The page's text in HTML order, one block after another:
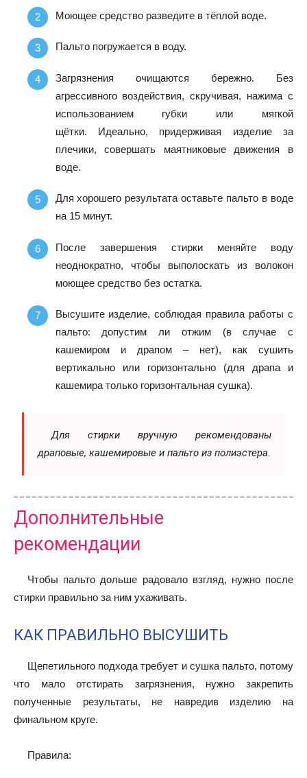
Моющее средство разведите в тёплой воде.
Пальто погружается в воду.
Загрязнения очищаются бережно. Без
агрессивного воздействия, скручивая, нажима с
использованием губки или мягкой
щётки. Идеально, придерживая изделие за
плечики, совершать маятниковые движения в
воде.
Для хорошего результата оставьте пальто в воде
на 15 минут.
После завершения стирки меняйте воду
неоднократно, чтобы выполоскать из волокон
моющее средство без остатка.
Высушите изделие, соблюдая правила работы с
пальто: допустим ли отжим (в случае с
кашемиром и драпом – нет), как сушить
вертикально или горизонтально (для драпа и
кашемира только горизонтальная сушка).
Для стирки вручную рекомендованы
драповые, кашемировые и пальто из полиэстера.
Дополнительные
рекомендации
Чтобы пальто дольше радовало взгляд, нужно после
стирки правильно за ним ухаживать.
КАК ПРАВИЛЬНО ВЫСУШИТЬ
Щепетильного подхода требует и сушка пальто, потому
что мало отстирать загрязнения, нужно закрепить
полученные результаты, не навредив изделию на
финальном круге.
Правила: